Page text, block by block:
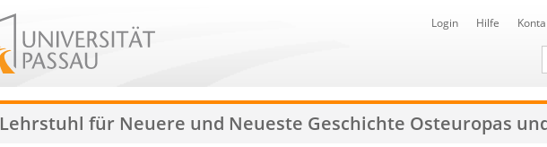
Login Hilfe
Lehrstuhl für Neuere und Neueste Geschichte Osteuropas